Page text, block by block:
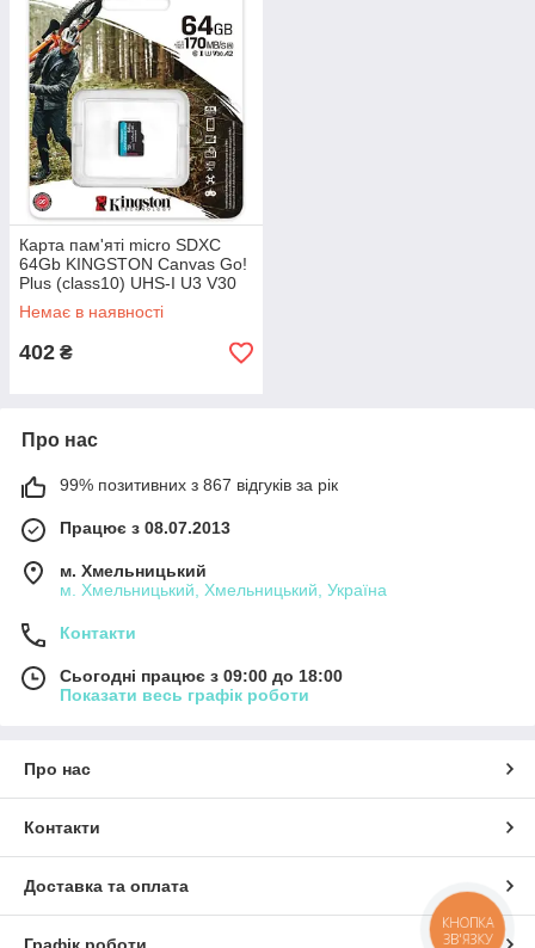
Карта пам'яті micro SDXC
64Gb KINGSTON Canvas Go!
Plus (class10) UHS-I U3 V30
A2
Немає в наявності
402 ₴
Про нас
99% позитивних з 867 відгуків за рік
Працює з 08.07.2013
м. Хмельницький
м. Хмельницький, Хмельницький, Україна
Контакти
Сьогодні працює з 09:00 до 18:00
Показати весь графік роботи
Про нас
Контакти
Доставка та оплата
КНОПКА
ЗВ'ЯЗКУ